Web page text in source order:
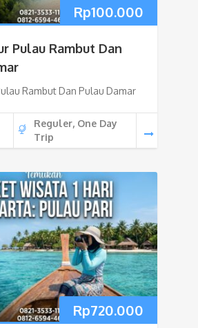
Rp100.000
Pulau Rambut Dan
Rambut Dan Pulau Damar
Reguler, One Day
Trip
Rp720.000